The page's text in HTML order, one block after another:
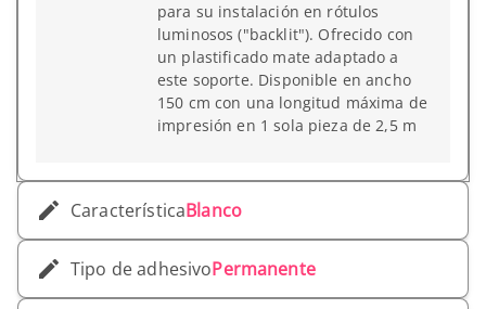
para su instalación en rótulos
luminosos ("backlit"). Ofrecido con
un plastificado mate adaptado a
este soporte. Disponible en ancho
150 cm con una longitud máxima de
impresión en 1 sola pieza de 2,5 m
CaracterísticaBlanco
Tipo de adhesivoPermanente